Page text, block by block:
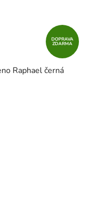
DOPRAVA
ZDARMA
Raphael černá